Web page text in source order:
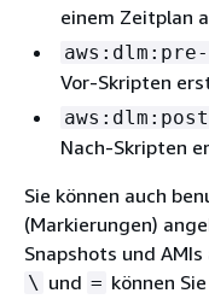
einem Zeitplan
Vor-Skripten
Nach-Skripten
Sie können auch
(Markierungen)
Snapshots und
\ und = können